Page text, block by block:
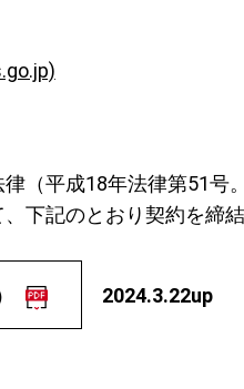
（平成18年法律第51号
下記のとおり契約を締結
2024.3.22up